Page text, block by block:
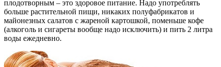
плодотворным – это здоровое питание. Надо употреблять
больше растительной пищи, никаких полуфабрикатов и
майонезных салатов с жареной картошкой, поменьше кофе
(алкоголь и сигареты вообще надо исключить) и пить 2 литра
воды ежедневно.